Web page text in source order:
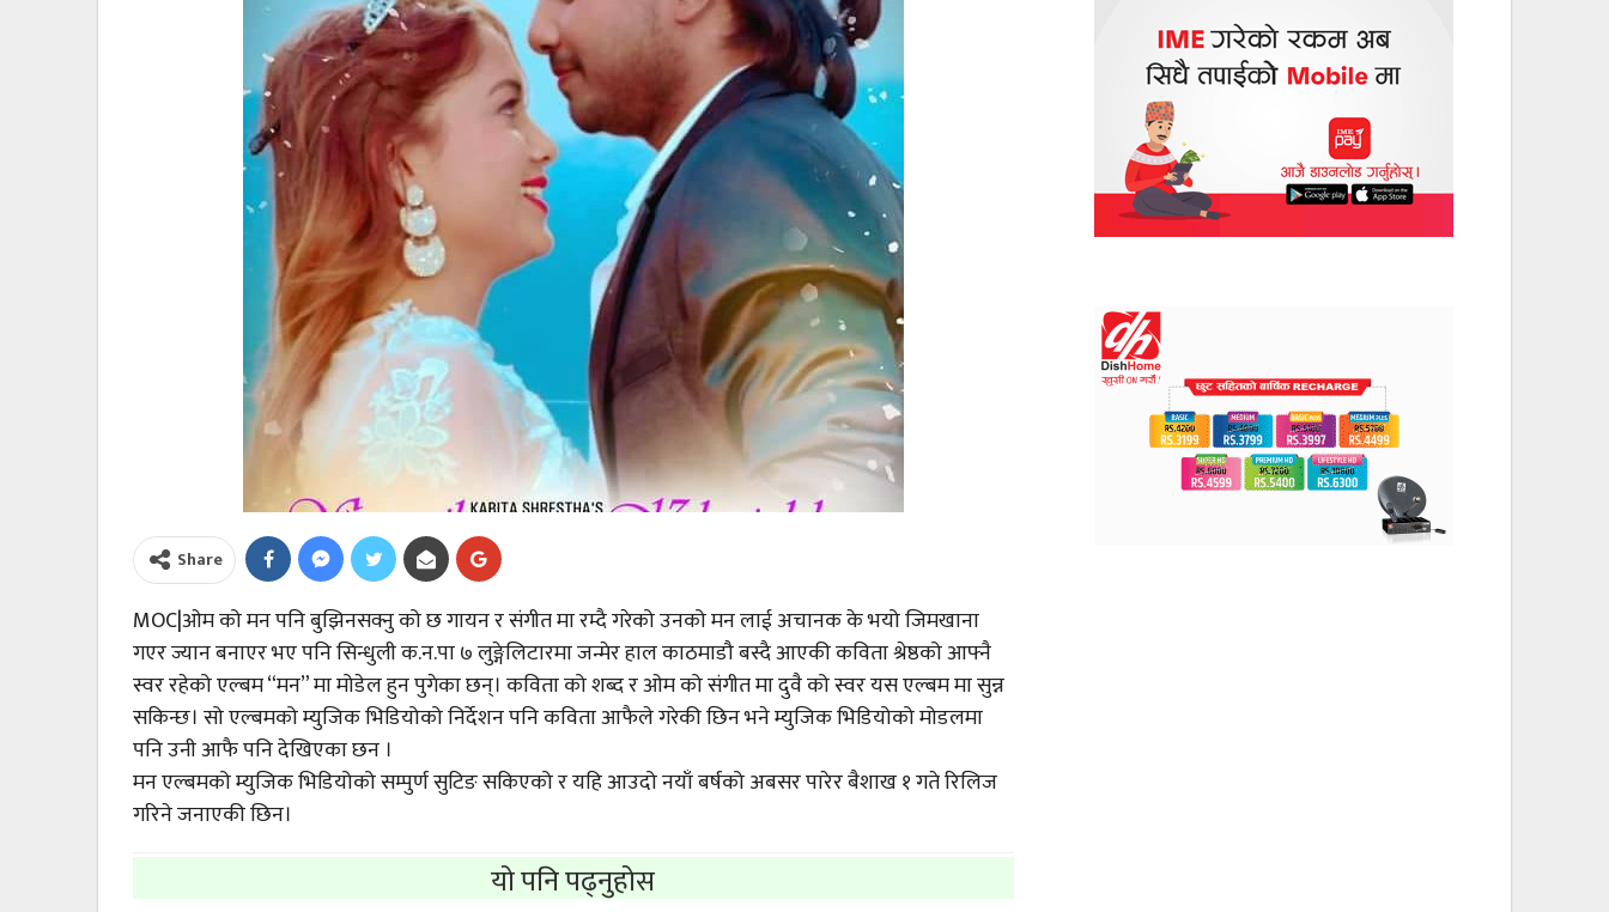
Share
MOC|ओम को मन पनि बुझिनसक्नु को छ गायन र संगीत मा रम्दै गरेको उनको मन लाई अचानक के भयो जिमखाना
गएर ज्यान बनाएर भए पनि सिन्धुली क.न.पा ७ लुङ्गेलिटारमा जन्मेर हाल काठमाडौ बस्दै आएकी कविता श्रेष्ठको आफ्नै
स्वर रहेको एल्बम “मन” मा मोडेल हुन पुगेका छन्। कविता को शब्द र ओम को संगीत मा दुवै को स्वर यस एल्बम मा सुन्न
सकिन्छ। सो एल्बमको म्युजिक भिडियोको निर्देशन पनि कविता आफैले गरेकी छिन भने म्युजिक भिडियोको मोडलमा
पनि उनी आफै पनि देखिएका छन ।
मन एल्बमको म्युजिक भिडियोको सम्पुर्ण सुटिङ सकिएको र यहि आउदो नयाँ बर्षको अबसर पारेर बैशाख १ गते रिलिज
गरिने जनाएकी छिन।
यो पनि पढ्नुहोस